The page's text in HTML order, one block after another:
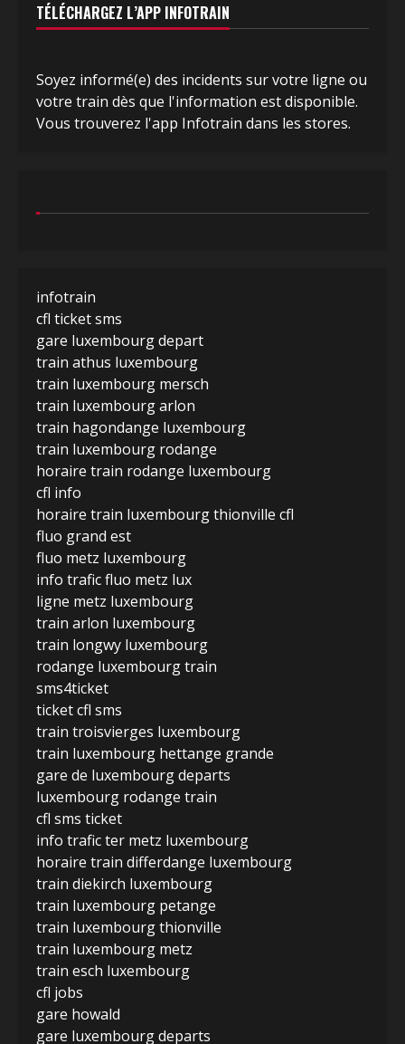
TÉLÉCHARGEZ L’APP INFOTRAIN
Soyez informé(e) des incidents sur votre ligne ou
votre train dès que l'information est disponible.
Vous trouverez l'app Infotrain dans les stores.
infotrain
cfl ticket sms
gare luxembourg depart
train athus luxembourg
train luxembourg mersch
train luxembourg arlon
train hagondange luxembourg
train luxembourg rodange
horaire train rodange luxembourg
cfl info
horaire train luxembourg thionville cfl
fluo grand est
fluo metz luxembourg
info trafic fluo metz lux
ligne metz luxembourg
train arlon luxembourg
train longwy luxembourg
rodange luxembourg train
sms4ticket
ticket cfl sms
train troisvierges luxembourg
train luxembourg hettange grande
gare de luxembourg departs
luxembourg rodange train
cfl sms ticket
info trafic ter metz luxembourg
horaire train differdange luxembourg
train diekirch luxembourg
train luxembourg petange
train luxembourg thionville
train luxembourg metz
train esch luxembourg
cfl jobs
gare howald
gare luxembourg departs